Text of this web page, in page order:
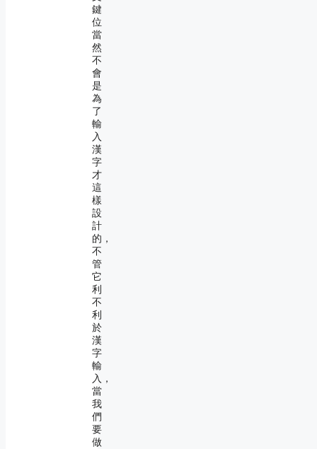
鍵
位
當
然
不
會
是
為
了
輸
入
漢
字
才
這
樣
設
計
的，
不
管
它
利
不
利
於
漢
字
輸
入，
當
我
們
要
做